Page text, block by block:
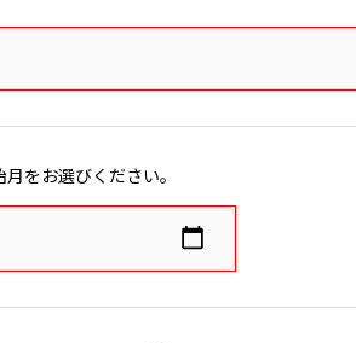
をお選びください。